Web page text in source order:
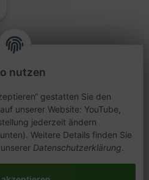
nutzen
gestatten Sie den
unserer Website: YouTube,
jederzeit ändern
Weitere Details finden Sie
Datenschutzerklärung.